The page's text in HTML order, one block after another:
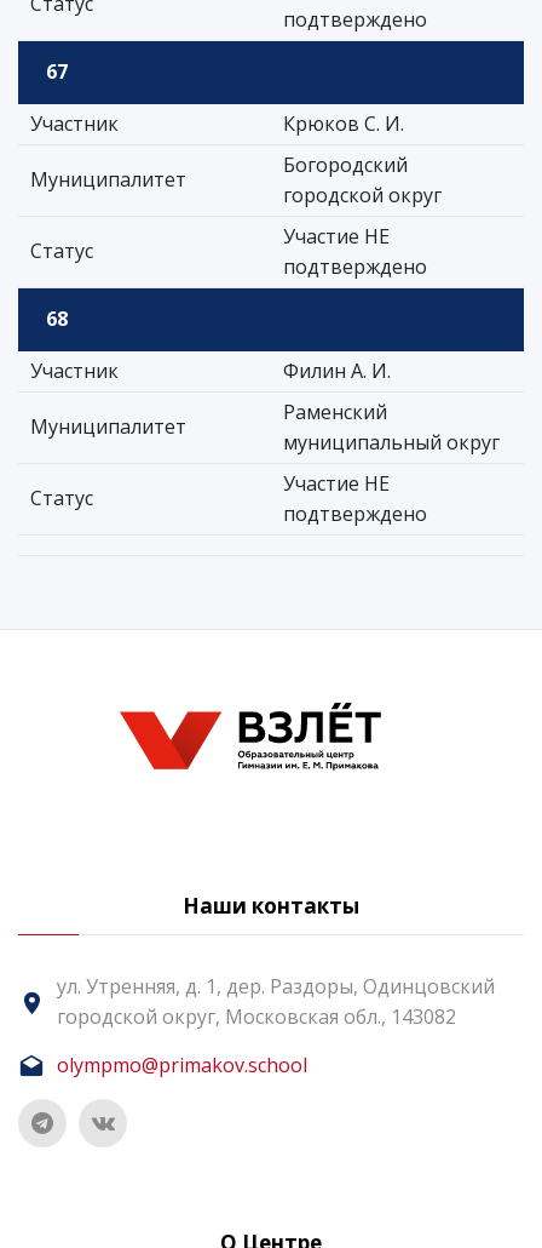
подтверждено
67
Участник
Крюков С. И.
Муниципалитет
Богородский
городской округ
Статус
Участие НЕ
подтверждено
68
Участник
Филин А. И.
Муниципалитет
Раменский
муниципальный округ
Статус
Участие НЕ
подтверждено
Наши контакты
ул. Утренняя, д. 1, дер. Раздоры, Одинцовский
городской округ, Московская обл., 143082
olympmo@primakov.school